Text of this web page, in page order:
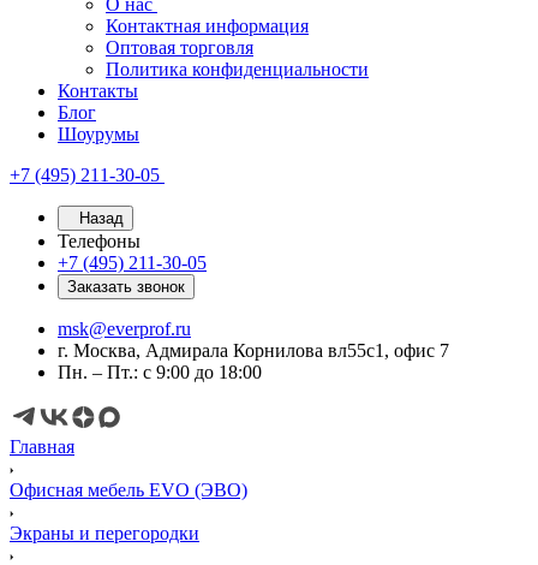
О нас
Контактная информация
Оптовая торговля
Политика конфиденциальности
Контакты
Блог
Шоурумы
+7 (495) 211-30-05
Назад
Телефоны
+7 (495) 211-30-05
Заказать звонок
msk@everprof.ru
г. Москва, Адмирала Корнилова вл55с1, офис 7
Пн. – Пт.: с 9:00 до 18:00
Главная
Офисная мебель EVO (ЭВО)
Экраны и перегородки